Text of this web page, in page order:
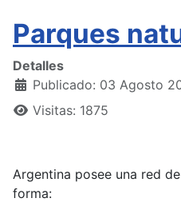
Parques
Detalles
Publicado: 03 Agosto
Visitas: 1875
Argentina posee una red
forma: